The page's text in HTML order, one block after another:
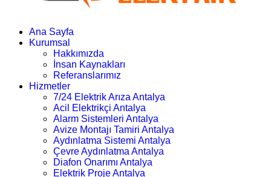
Ana Sayfa
Kurumsal
Hakkımızda
İnsan Kaynakları
Referanslarımız
Hizmetler
7/24 Elektrik Arıza Antalya
Acil Elektrikçi Antalya
Alarm Sistemleri Antalya
Avize Montajı Tamiri Antalya
Aydınlatma Sistemi Antalya
Çevre Aydınlatma Antalya
Diafon Onarımı Antalya
Elektrik Proje Antalya